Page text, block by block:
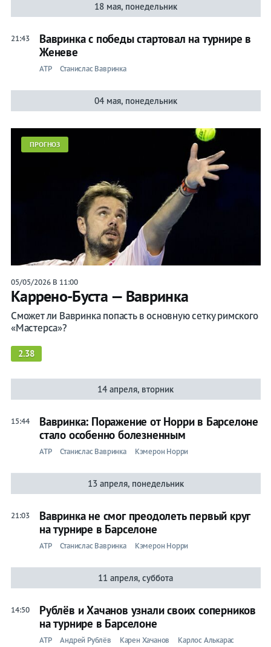
18 мая, понедельник
21:43
Вавринка с победы стартовал на турнире в
Женеве
ATP Станислас Вавринка
04 мая, понедельник
ПРОГНОЗ
05/05/2026 В 11:00
Каррено-Буста — Вавринка
Сможет ли Вавринка попасть в основную сетку римского
«Мастерса»?
2.38
14 апреля, вторник
15:44
Вавринка: Поражение от Норри в Барселоне
стало особенно болезненным
ATP Станислас Вавринка Кэмерон Норри
13 апреля, понедельник
21:03
Вавринка не смог преодолеть первый круг
на турнире в Барселоне
ATP Станислас Вавринка Кэмерон Норри
11 апреля, суббота
14:50
Рублёв и Хачанов узнали своих соперников
на турнире в Барселоне
ATP Андрей Рублёв Карен Хачанов
Карлос Алькарас